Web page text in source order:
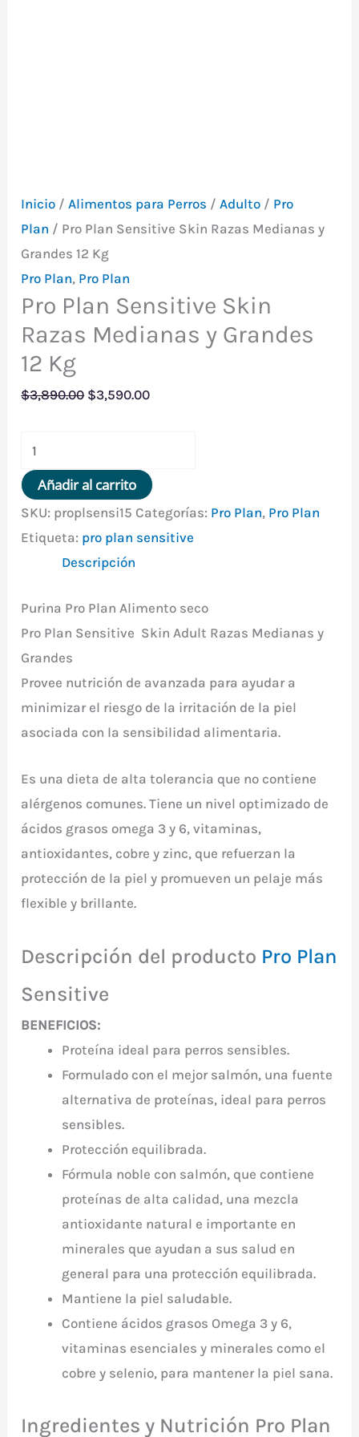
Inicio /Alimentos para Perros /Adulto / Pro
Plan / Pro Plan Sensitive Skin Razas Medianas y
Grandes 12 Kg
Pro Plan, Pro Plan
Pro Plan Sensitive Skin
Razas Medianas y Grandes
12 Kg
$3,890.00 El
era:
$3,890.00.
$3,590.00El
$3,590.00.
Plan
Sensitive
Skin
Razas
Medianas
Grandes
12
Kg
cantidad
Añadir al carrito
SKU: proplsensi15 Categorías: Pro Plan, Pro Plan
Etiqueta: pro plan sensitive
Descripción
Purina Pro Plan Alimento seco
Pro Plan Sensitive Skin Adult Razas Medianas y
Grandes
Provee nutrición de avanzada para ayudar a
minimizar el riesgo de la irritación de la piel
asociada con la sensibilidad alimentaria.
Es una dieta de alta tolerancia que no contiene
alérgenos comunes. Tiene un nivel optimizado de
ácidos grasos omega 3 y 6, vitaminas,
antioxidantes, cobre y zinc, que refuerzan la
protección de la piel y promueven un pelaje más
flexible y brillante.
Descripción del producto Pro Plan
Sensitive
BENEFICIOS:
Proteína ideal para perros sensibles.
Formulado con el mejor salmón, una fuente
alternativa de proteínas, ideal para perros
sensibles.
Protección equilibrada.
Fórmula noble con salmón, que contiene
proteínas de alta calidad, una mezcla
antioxidante natural e importante en
minerales que ayudan a sus salud en
general para una protección equilibrada.
Mantiene la piel saludable.
Contiene ácidos grasos Omega 3 y 6,
vitaminas esenciales y minerales como el
cobre y selenio, para mantener la piel sana.
Ingredientes y Nutrición Pro Plan